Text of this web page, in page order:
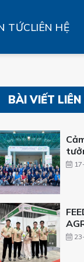
TỨCLIÊN HỆ
BÀI VIẾT
ICT